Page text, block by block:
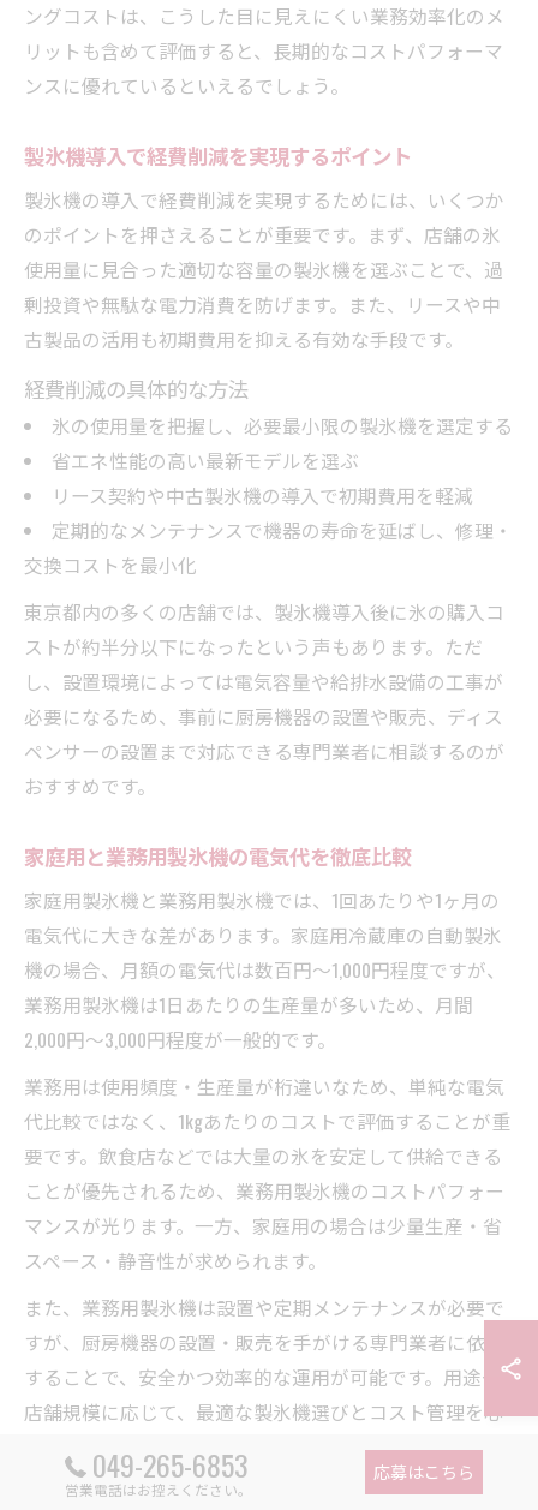
ングコストは、こうした目に見えにくい業務効率化のメ
リットも含めて評価すると、長期的なコストパフォーマ
ンスに優れているといえるでしょう。
製氷機導入で経費削減を実現するポイント
製氷機の導入で経費削減を実現するためには、いくつか
のポイントを押さえることが重要です。まず、店舗の氷
使用量に見合った適切な容量の製氷機を選ぶことで、過
剰投資や無駄な電力消費を防げます。また、リースや中
古製品の活用も初期費用を抑える有効な手段です。
経費削減の具体的な方法
氷の使用量を把握し、必要最小限の製氷機を選定する
省エネ性能の高い最新モデルを選ぶ
リース契約や中古製氷機の導入で初期費用を軽減
定期的なメンテナンスで機器の寿命を延ばし、修理・
交換コストを最小化
東京都内の多くの店舗では、製氷機導入後に氷の購入コ
ストが約半分以下になったという声もあります。ただ
し、設置環境によっては電気容量や給排水設備の工事が
必要になるため、事前に厨房機器の設置や販売、ディス
ペンサーの設置まで対応できる専門業者に相談するのが
おすすめです。
家庭用と業務用製氷機の電気代を徹底比較
家庭用製氷機と業務用製氷機では、1回あたりや1ヶ月の
電気代に大きな差があります。家庭用冷蔵庫の自動製氷
機の場合、月額の電気代は数百円～1,000円程度ですが、
業務用製氷機は1日あたりの生産量が多いため、月間
2,000円～3,000円程度が一般的です。
業務用は使用頻度・生産量が桁違いなため、単純な電気
代比較ではなく、1kgあたりのコストで評価することが重
要です。飲食店などでは大量の氷を安定して供給できる
ことが優先されるため、業務用製氷機のコストパフォー
マンスが光ります。一方、家庭用の場合は少量生産・省
スペース・静音性が求められます。
また、業務用製氷機は設置や定期メンテナンスが必要で
すが、厨房機器の設置・販売を手がける専門業者に依頼
することで、安全かつ効率的な運用が可能です。用途や
店舗規模に応じて、最適な製氷機選びとコスト管理を心
049-265-6853
営業電話はお控えください。
応募はこちら